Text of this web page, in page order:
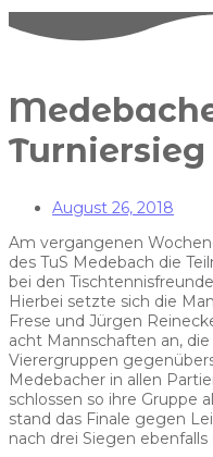
August 26, 2018
Am vergangenen
des TuS Medebach die
bei den
Hierbei setzte sich die
Frese und Jürgen
acht Mannschaften an,
Vierergruppen
Medebacher in allen
schlossen so ihre Gruppe
stand das Finale gegen
nach drei Siegen